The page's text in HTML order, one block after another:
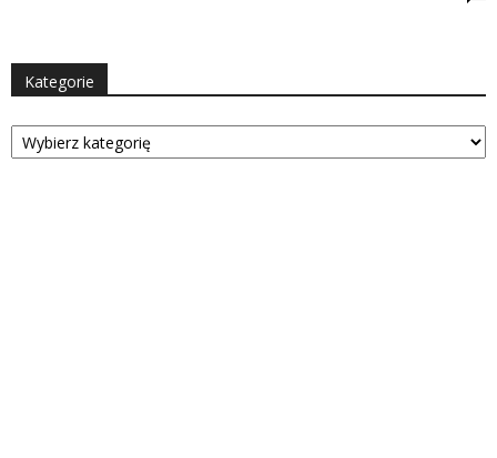
Kategorie
Kategorie